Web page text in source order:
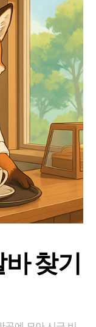
찾기